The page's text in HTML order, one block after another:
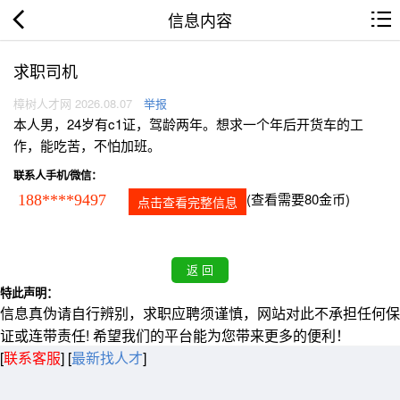
信息内容
求职司机
樟树人才网 2026.08.07 举报
本人男，24岁有c1证，驾龄两年。想求一个年后开货车的工
作，能吃苦，不怕加班。
联系人手机/微信：
188****9497 点击查看完整信息 (查看需要80金币)
特此声明：
信息真伪请自行辨别，求职应聘须谨慎，网站对此不承担任何保
证或连带责任! 希望我们的平台能为您带来更多的便利！
[联系客服] [最新找人才]